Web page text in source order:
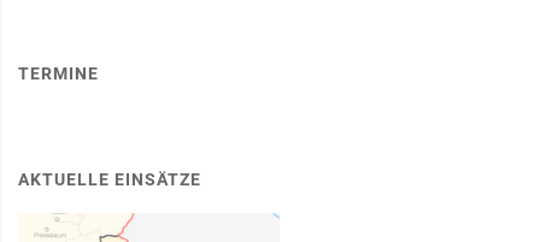
TERMINE
AKTUELLE EINSÄTZE